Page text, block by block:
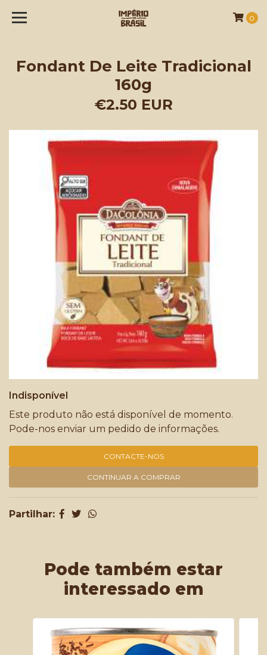
0
Fondant De Leite Tradicional
160g
€2.50 EUR
Indisponível
Este produto não está disponível de momento.
Pode-nos enviar um pedido de informações.
CONTACTE-NOS
CONTINUAR A COMPRAR
Partilhar:
Pode também estar
interessado em